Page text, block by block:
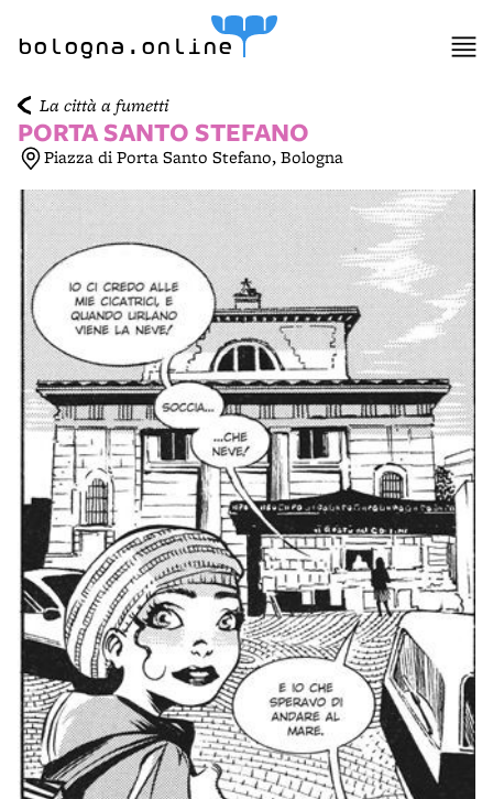
bologna.online
La città a fumetti
PORTA SANTO STEFANO
Piazza di Porta Santo Stefano, Bologna